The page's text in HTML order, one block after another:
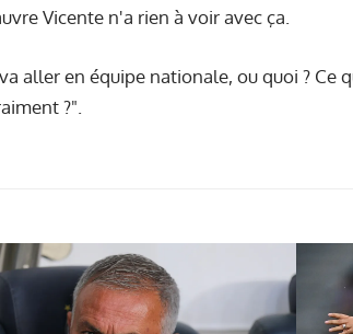
Vicente n'a rien à voir avec ça.
aller en équipe nationale, ou quoi ? Ce
?".